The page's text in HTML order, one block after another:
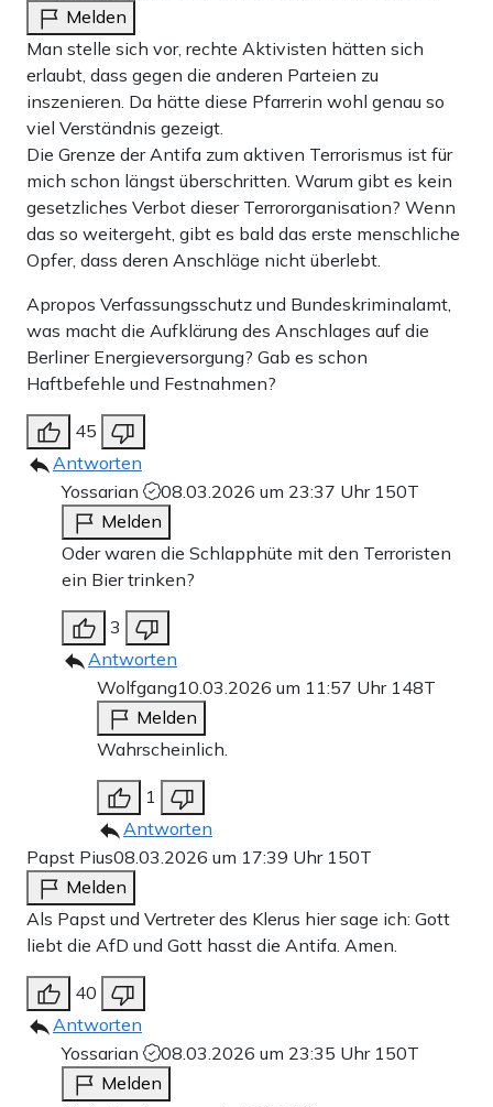
Melden
Man stelle sich vor, rechte Aktivisten hätten sich
erlaubt, dass gegen die anderen Parteien zu
inszenieren. Da hätte diese Pfarrerin wohl genau so
viel Verständnis gezeigt.
Die Grenze der Antifa zum aktiven Terrorismus ist für
mich schon längst überschritten. Warum gibt es kein
gesetzliches Verbot dieser Terrororganisation? Wenn
das so weitergeht, gibt es bald das erste menschliche
Opfer, dass deren Anschläge nicht überlebt.
Apropos Verfassungsschutz und Bundeskriminalamt,
was macht die Aufklärung des Anschlages auf die
Berliner Energieversorgung? Gab es schon
Haftbefehle und Festnahmen?
45
Antworten
Yossarian
08.03.2026 um 23:37 Uhr 150T
Melden
Oder waren die Schlapphüte mit den Terroristen
ein Bier trinken?
3
Antworten
Wolfgang10.03.2026 um 11:57 Uhr 148T
Melden
Wahrscheinlich.
1
Antworten
Papst Pius08.03.2026 um 17:39 Uhr 150T
Melden
Als Papst und Vertreter des Klerus hier sage ich: Gott
liebt die AfD und Gott hasst die Antifa. Amen.
40
Antworten
Yossarian
08.03.2026 um 23:35 Uhr 150T
Melden